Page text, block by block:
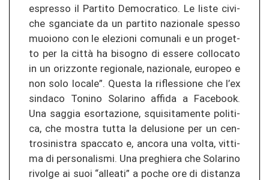
espres­so il Par­ti­to De­mo­cra­ti­co. Le liste ci­vi­
che sgan­cia­te da un par­ti­to na­zio­na­le spes­so
muo­io­no con le ele­zio­ni co­mu­na­li e un pro­get­
to per la città ha bi­so­gno di es­se­re col­lo­ca­to
in un ori­z­zon­te re­gio­na­le, na­zio­na­le, eu­ro­peo e
non solo lo­ca­le”. Ques­ta la ri­fles­sio­ne che l’ex
sin­da­co To­ni­no So­la­ri­no af­fi­da a Facebook.
Una sag­gia esor­ta­zio­ne, squi­si­ta­men­te po­li­ti­
ca, che mos­tra tutta la de­lu­sio­ne per un cen­
tro­si­nis­tra spac­ca­to e, an­co­ra una volta, vit­ti­
ma di per­so­na­lis­mi. Una pre­ghie­ra che So­la­ri­no
ri­vol­ge ai suoi “al­lea­ti” a poche ore di di­stan­za